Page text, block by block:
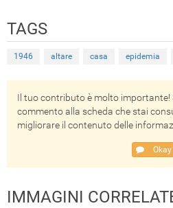
TAGS
1946 altare casa epidemia
Il tuo contributo è molto importante!
commento alla scheda che stai
migliorare il contenuto delle
Okay
IMMAGINI